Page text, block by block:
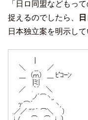
「日ロ同盟などもっ
捉えるのでしたら、
日本独立案を明示し